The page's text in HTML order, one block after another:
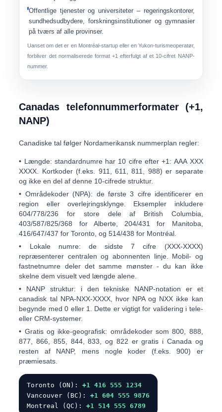
Offentlige tjenester og universiteter – regeringskontorer,
sundhedsudbydere, forskningsinstitutioner og gymnasier
på tværs af alle provinser.
Uanset om det er en Montréal-startup eller en Yukon-turismeoperatør,
forbliver det normaliserede format +1 efterfulgt af et 10-cifret NANP-
nummer.
Canadas telefonnummerformater (+1,
NANP)
Canadiske tal følger Nordamerikansk nummerplan regler:
• Længde: standardnumre har 10 cifreefter +1:AAA XXX
XXXX . Kortkoder (f.eks. 911, 611, 811, 988) er separate
og ikke en del af denne 10-cifrede struktur.
• Områdekoder (NPA): de første 3 cifre identificerer en
region eller overlejringsklynge. Eksempler inkludere
604/778/236 for store dele af British Columbia,
403/587/825/368 for Alberte, 204/431
for Manitoba,
416/647/437 for Toronto, og514/438 for Montréal.
• Lokale numre: de sidste 7 cifre (XXX-XXXX)
repræsenterer centralen og abonnenten linje. Mobil- og
fastnetnumre deler det samme mønster - du kan ikke
skelne dem visuelt ved længde alene.
• NANP struktur: i den tekniske NANP-notation er et
canadisk tal NPA-NXX-XXXX, hvor NPA og NXX ikke kan
begynde med 0 eller 1. Dette er vigtigt for validering i tele-
eller CRM-systemer.
• Gratis og ikke-geografisk: områdekoder som800 888
877 ,866 855, 844,833 , og 822 er gratis i Canada og
resten af NANP, mens nogle koder (f.eks. 900) er
præmiesats.
Toronto (ON):+1 416 555 1234
Vancouver (BC):+1 604 555 9876
Montreal (QC):+1 514 555 6789